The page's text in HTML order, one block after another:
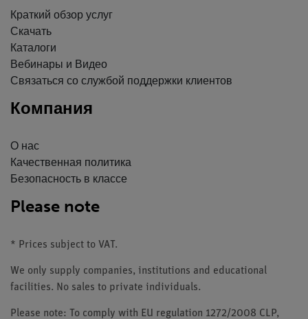
Краткий обзор услуг
Скачать
Каталоги
Вебинары и Видео
Связаться со службой поддержки клиентов
Компания
О нас
Качественная политика
Безопасность в классе
Please note
* Prices subject to VAT.
We only supply companies, institutions and educational
facilities. No sales to private individuals.
Please note: To comply with EU regulation 1272/2008 CLP,